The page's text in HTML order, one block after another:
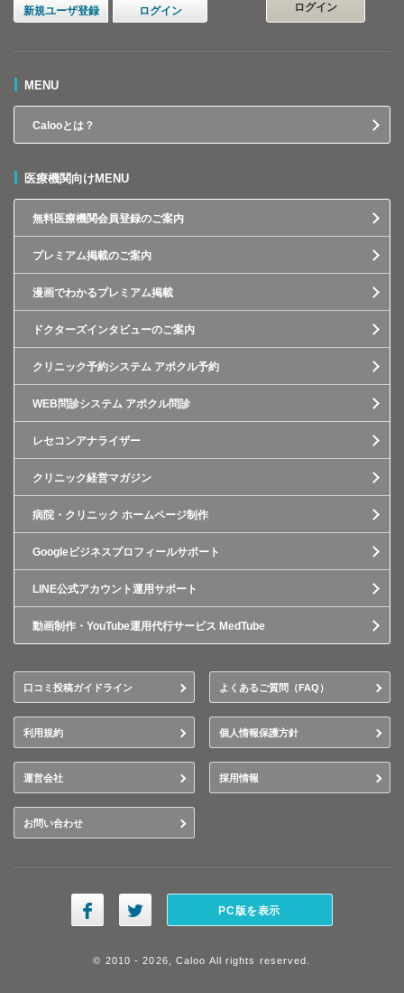
新規ユーザ登録 ログイン
ログイン
MENU
Calooとは？
医療機関向けMENU
無料医療機関会員登録のご案内
プレミアム掲載のご案内
漫画でわかるプレミアム掲載
ドクターズインタビューのご案内
クリニック予約システム アポクル予約
WEB問診システム アポクル問診
レセコンアナライザー
クリニック経営マガジン
病院・クリニック ホームページ制作
Googleビジネスプロフィールサポート
LINE公式アカウント運用サポート
動画制作・YouTube運用代行サービス MedTube
口コミ投稿ガイドライン よくあるご質問（FAQ）
利用規約 個人情報保護方針
運営会社 採用情報
お問い合わせ
PC版を表示
© 2010 - 2026, Caloo All rights reserved.